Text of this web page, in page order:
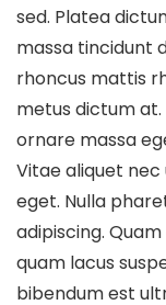
sed. Platea
massa tincidunt
rhoncus mattis
metus dictum
ornare massa
Vitae aliquet
eget. Nulla
adipiscing.
quam lacus
bibendum est